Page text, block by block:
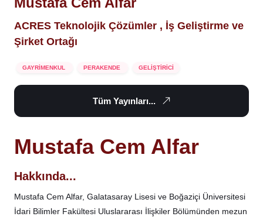
ACRES Teknolojik Çözümler , İş Geliştirme ve
Şirket Ortağı
GAYRİMENKUL PERAKENDE GELİŞTİRİCİ
Tüm Yayınları...
Mustafa Cem Alfar
Hakkında...
Mustafa Cem Alfar, Galatasaray Lisesi ve Boğaziçi Üniversitesi
İdari Bilimler Fakültesi Uluslararası İlişkiler Bölümünden mezun